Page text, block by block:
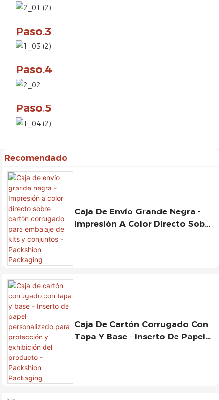
Paso.3
Paso.4
Paso.5
Recomendado
Caja De Envío Grande Negra -
Impresión A Color Directo Sobre
Caja De Cartón Corrugado Con
Tapa Y Base - Inserto De Papel